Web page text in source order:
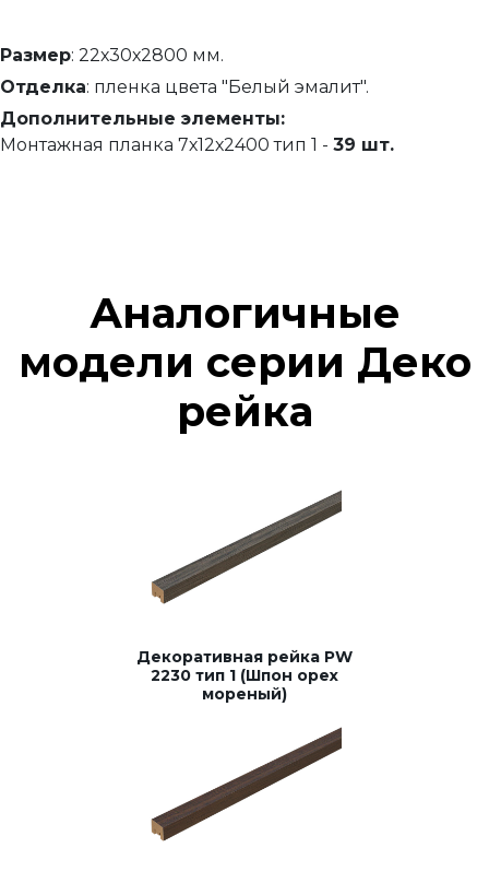
Размер: 22х30х2800 мм.
Отделка: пленка цвета "Белый эмалит".
Дополнительные элементы:
Монтажная планка 7х12х2400 тип 1 - 39 шт.
Аналогичные
модели серии Деко
рейка
Декоративная рейка PW
2230 тип 1 (Шпон орех
мореный)